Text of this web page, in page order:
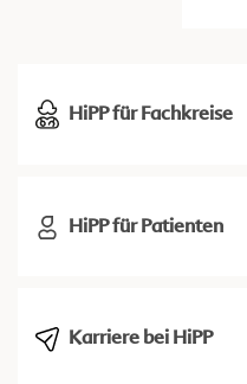
HiPP für Fachkreise
HiPP für Patienten
Karriere bei HiPP